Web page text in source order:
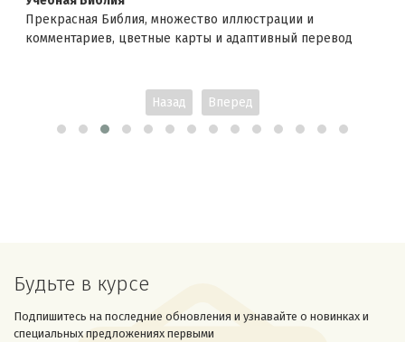
Прекрасная Библия, множество иллюстрации и
комментариев, цветные карты и адаптивный перевод
Назад Вперед
Будьте в курсе
Подпишитесь на последние обновления и узнавайте о новинках и
специальных предложениях первыми